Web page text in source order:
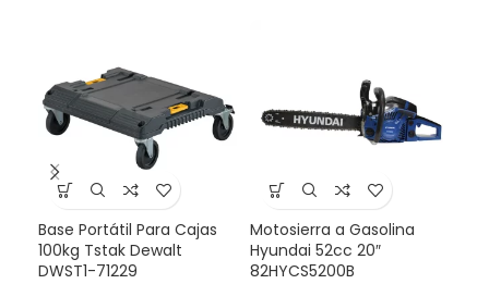
Base Portátil Para Cajas
100kg Tstak Dewalt
DWST1-71229
Motosierra a Gasolina
Hyundai 52cc 20″
82HYCS5200B